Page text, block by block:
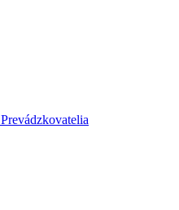
Prevádzkovatelia